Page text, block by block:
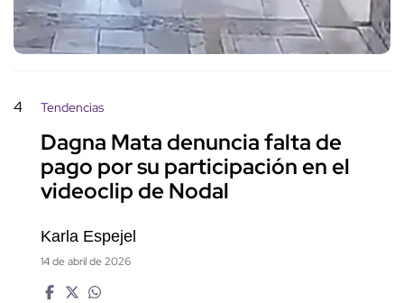
4 Tendencias
Dagna Mata denuncia falta de
pago por su participación en el
videoclip de Nodal
Karla Espejel
14 de abril de 2026